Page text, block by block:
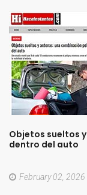
Objetos sueltos y
dentro del auto
February 02, 2026